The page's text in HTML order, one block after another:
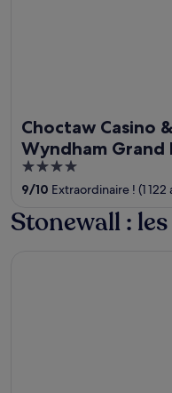
Choctaw Casino
Wyndham Grand
4
out
5
9/10 Extraordinaire ! (1 122
Stonewall :